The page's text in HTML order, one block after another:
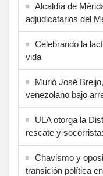
Alcaldía de
adjudicatarios del
Celebrando la
vida
Murió José
venezolano bajo
ULA otorga la
rescate y
Chavismo y
transición política